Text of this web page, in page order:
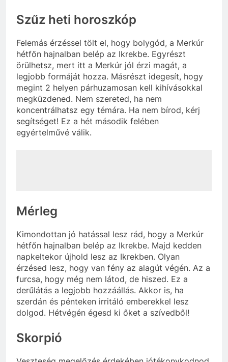
Szűz heti horoszkóp
Felemás érzéssel tölt el, hogy bolygód, a Merkúr
hétfőn hajnalban belép az Ikrekbe. Egyrészt
örülhetsz, mert itt a Merkúr jól érzi magát, a
legjobb formáját hozza. Másrészt idegesít, hogy
megint 2 helyen párhuzamosan kell kihívásokkal
megküzdened. Nem szereted, ha nem
koncentrálhatsz egy témára. Ha nem bírod, kérj
segítséget! Ez a hét második felében
egyértelművé válik.
Mérleg
Kimondottan jó hatással lesz rád, hogy a Merkúr
hétfőn hajnalban belép az Ikrekbe. Majd kedden
napkeltekor újhold lesz az Ikrekben. Olyan
érzésed lesz, hogy van fény az alagút végén. Az a
furcsa, hogy még nem látod, de hiszed. Ez a
derűlátás a legjobb hozzáállás. Akkor is, ha
szerdán és pénteken irritáló emberekkel lesz
dolgod. Hétvégén égesd ki őket a szívedből!
Skorpió